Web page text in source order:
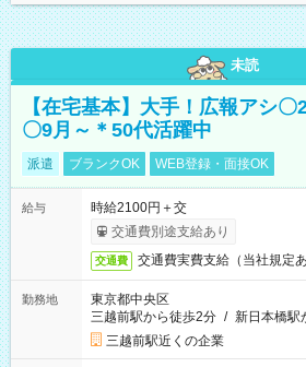
未読
【在宅基本】大手！広報アシ
〇9月～＊50代活躍中
派遣 ブランクOK WEB登録・面接OK
給与
時給2100円＋交
交通費別途支給あり
交通費 交通費実費支給（当社規定あ
勤務地
東京都中央区
三越前駅から徒歩2分 / 新日本橋駅
三越前駅近くの企業